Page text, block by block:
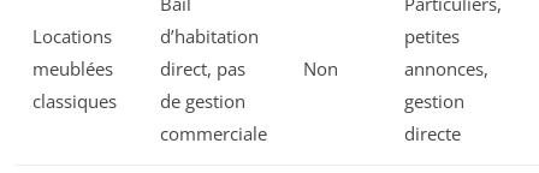
Locations
meublées
classiques
d’habitation
direct, pas
de gestion
commerciale
Non
petites
annonces,
gestion
directe